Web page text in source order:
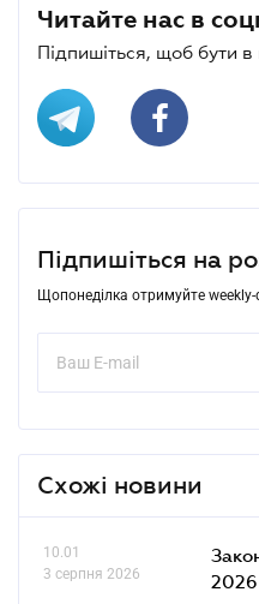
Читайте нас в
Підпишіться, щоб бути в
Підпишіться на
Щопонеділка отримуйте weekly-
Схожі новини
10.01
3 серпня 2026
2026